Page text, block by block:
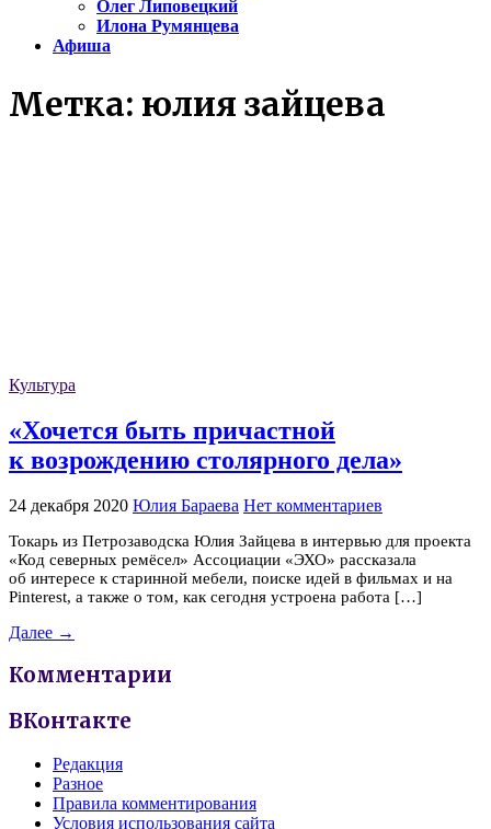
Олег Липовецкий
Илона Румянцева
Афиша
Метка: юлия зайцева
Культура
«Хочется быть причастной
к возрождению столярного дела»
24 декабря 2020 Юлия Бараева Нет комментариев
Токарь из Петрозаводска Юлия Зайцева в интервью для проекта
«Код северных ремёсел» Ассоциации «ЭХО» рассказала
об интересе к старинной мебели, поиске идей в фильмах и на
Pinterest, а также о том, как сегодня устроена работа […]
Далее →
Комментарии
ВКонтакте
Редакция
Разное
Правила комментирования
Условия использования сайта